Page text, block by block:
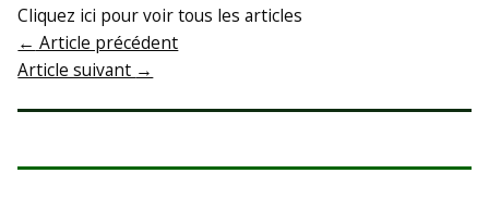
Cliquez ici pour voir tous les articles
← Article précédent
Article suivant →